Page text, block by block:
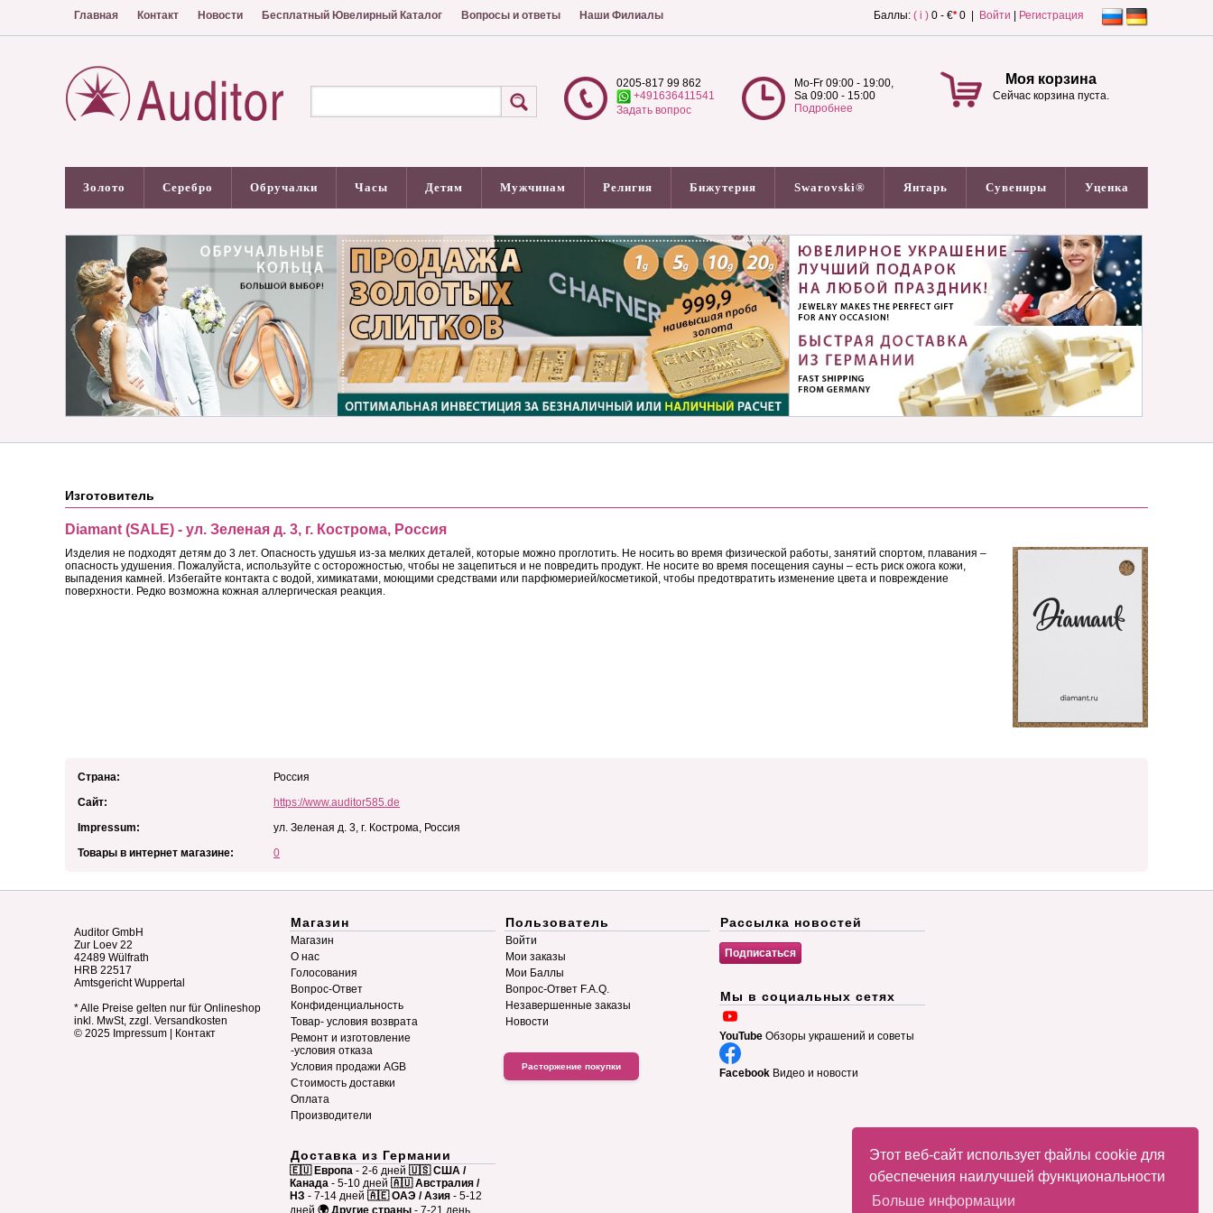
Этот веб-сайт использует файлы cookie для
обеспечения наилучшей функциональности
Больше информации
Главная Контакт Новости Бесплатный Ювелирный Каталог Вопросы и ответы Наши Филиалы Баллы: ( i ) 0 - €*0 | Войти Регистрация
0205-817 99 862
+491636411541
Задать вопрос
Mo-Fr 09:00 - 19:00,
Sa 09:00 - 15:00
Подробнее
Моя корзина
Сейчас корзина пуста.
Золото Серебро Обручалки Часы Детям Мужчинам Религия Бижутерия Swarovski® Янтарь Сувениры Уценка
Изготовитель
Diamant (SALE) - ул. Зеленая д. 3, г. Кострома, Россия
Изделия не подходят детям до 3 лет. Опасность удушья из-за мелких деталей, которые можно проглотить. Не носить во время физической работы, занятий спортом, плавания –
опасность удушения. Пожалуйста, используйте с осторожностью, чтобы не зацепиться и не повредить продукт. Не носите во время посещения сауны – есть риск ожога кожи,
выпадения камней. Избегайте контакта с водой, химикатами, моющими средствами или парфюмерией/косметикой, чтобы предотвратить изменение цвета и повреждение
поверхности. Редко возможна кожная аллергическая реакция.
Страна:
Россия
Сайт:
https://www.auditor585.de
Impressum:
ул. Зеленая д. 3, г. Кострома, Россия
Товары в интернет магазине:
0
Auditor GmbH
Zur Loev 22
42489 Wülfrath
HRB 22517
Amtsgericht Wuppertal
* Alle Preise gelten nur für Onlineshop
inkl. MwSt, zzgl. Versandkosten
© 2025 Impressum Контакт
Магазин
Магазин
О нас
Голосования
Вопрос-Ответ
Конфиденциальность
Товар- условия возврата
Ремонт и изготовление
-условия отказа
Условия продажи AGB
Стоимость доставки
Оплата
Производители
Доставка из Германии
🇪🇺 Европа - 2-6 дней 🇺🇸 США /
Канада - 5-10 дней 🇦🇺 Австралия /
НЗ - 7-14 дней 🇦🇪 ОАЭ / Азия - 5-12
дней 🌍 Другие страны - 7-21 день
Пользователь
Войти
Мои заказы
Мои Баллы
Вопрос-Ответ F.A.Q.
Незавершенные заказы
Новости
Расторжение покупки
Рассылка новостей
Мы в социальных сетях
YouTube Обзоры украшений и советы
Facebook Видео и новости